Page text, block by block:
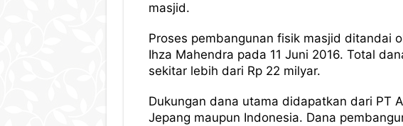
masjid.
Proses pembangunan fisik masjid ditandai
Ihza Mahendra pada 11 Juni 2016. Total
sekitar lebih dari Rp 22 milyar.
Dukungan dana utama didapatkan dari PT
Jepang maupun Indonesia. Dana